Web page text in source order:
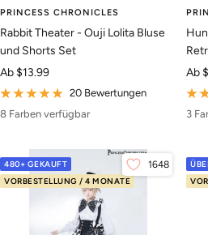
PRINCESS CHRONICLES
Rabbit Theater - Ouji Lolita Bluse
und Shorts Set
Angebotspreis
Ab $13.99
20 Bewertungen
8 Farben verfügbar
Ab
3
480+ GEKAUFT
VORBESTELLUNG / 4 MONATE
1648